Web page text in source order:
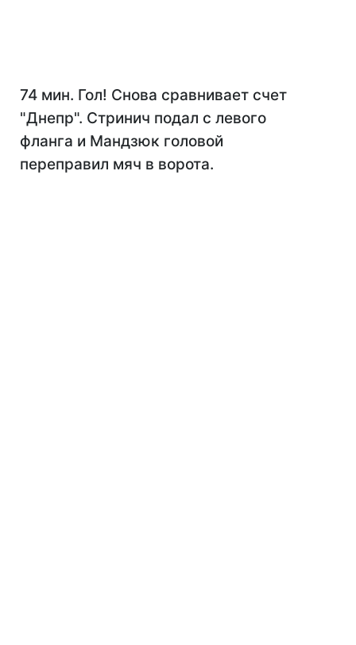
74 мин. Гол! Снова сравнивает счет
"Днепр". Стринич подал с левого
фланга и Мандзюк головой
переправил мяч в ворота.